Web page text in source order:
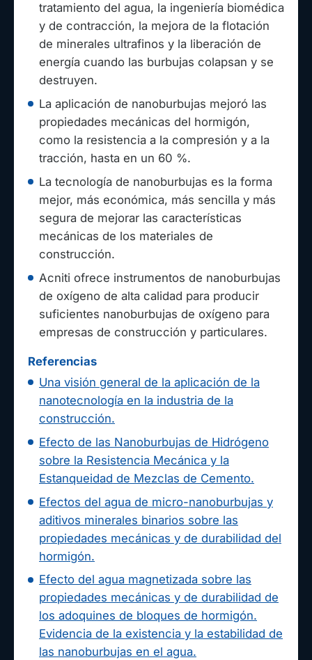
tratamiento del agua, la ingeniería biomédica
y de contracción, la mejora de la flotación
de minerales ultrafinos y la liberación de
energía cuando las burbujas colapsan y se
destruyen.
La aplicación de nanoburbujas mejoró las
propiedades mecánicas del hormigón,
como la resistencia a la compresión y a la
tracción, hasta en un 60 %.
La tecnología de nanoburbujas es la forma
mejor, más económica, más sencilla y más
segura de mejorar las características
mecánicas de los materiales de
construcción.
Acniti ofrece instrumentos de nanoburbujas
de oxígeno de alta calidad para producir
suficientes nanoburbujas de oxígeno para
empresas de construcción y particulares.
Referencias
Una visión general de la aplicación de la
nanotecnología en la industria de la
construcción.
Efecto de las Nanoburbujas de Hidrógeno
sobre la Resistencia Mecánica y la
Estanqueidad de Mezclas de Cemento.
Efectos del agua de micro-nanoburbujas y
aditivos minerales binarios sobre las
propiedades mecánicas y de durabilidad del
hormigón.
Efecto del agua magnetizada sobre las
propiedades mecánicas y de durabilidad de
los adoquines de bloques de hormigón.
Evidencia de la existencia y la estabilidad de
las nanoburbujas en el agua.